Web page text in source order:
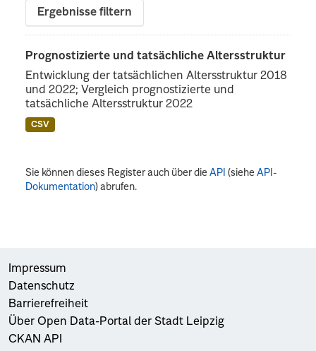
Ergebnisse filtern
Prognostizierte und tatsächliche Altersstruktur
Entwicklung der tatsächlichen Altersstruktur 2018
und 2022; Vergleich prognostizierte und
tatsächliche Altersstruktur 2022
CSV
Sie können dieses Register auch über dieAPI (sieheAPI-
Dokumentation) abrufen.
Impressum
Datenschutz
Barrierefreiheit
Über Open Data-Portal der Stadt Leipzig
CKAN API